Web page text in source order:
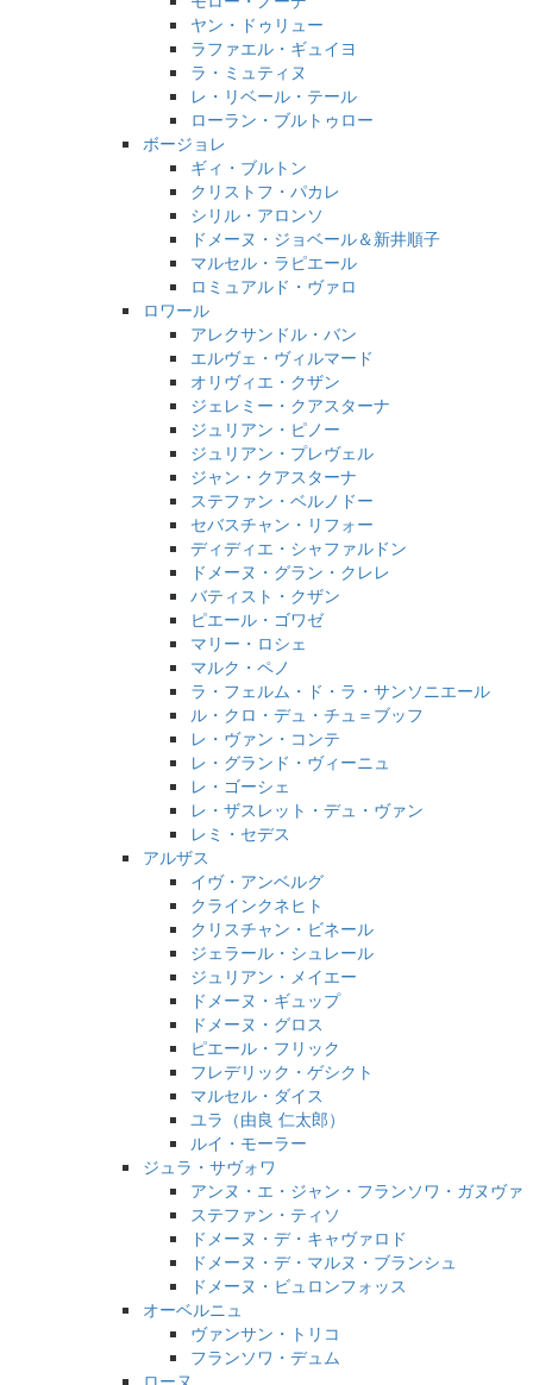
ヤン・ドゥリュー
ラファエル・ギュイヨ
ラ・ミュティヌ
レ・リベール・テール
ローラン・ブルトゥロー
ボージョレ
ギィ・ブルトン
クリストフ・パカレ
シリル・アロンソ
ドメーヌ・ジョベール＆新井順子
マルセル・ラピエール
ロミュアルド・ヴァロ
ロワール
アレクサンドル・バン
エルヴェ・ヴィルマード
オリヴィエ・クザン
ジェレミー・クアスターナ
ジュリアン・ピノー
ジュリアン・プレヴェル
ジャン・クアスターナ
ステファン・ベルノドー
セバスチャン・リフォー
ディディエ・シャファルドン
ドメーヌ・グラン・クレレ
バティスト・クザン
ピエール・ゴワゼ
マリー・ロシェ
マルク・ペノ
ラ・フェルム・ド・ラ・サンソニエール
ル・クロ・デュ・チュ＝ブッフ
レ・ヴァン・コンテ
レ・グランド・ヴィーニュ
レ・ゴーシェ
レ・ザスレット・デュ・ヴァン
レミ・セデス
アルザス
イヴ・アンベルグ
クラインクネヒト
クリスチャン・ビネール
ジェラール・シュレール
ジュリアン・メイエー
ドメーヌ・ギュップ
ドメーヌ・グロス
ピエール・フリック
フレデリック・ゲシクト
マルセル・ダイス
ユラ（由良 仁太郎）
ルイ・モーラー
ジュラ・サヴォワ
アンヌ・エ・ジャン・フランソワ・ガヌヴァ
ステファン・ティソ
ドメーヌ・デ・キャヴァロド
ドメーヌ・デ・マルヌ・ブランシュ
ドメーヌ・ビュロンフォッス
オーベルニュ
ヴァンサン・トリコ
フランソワ・デュム
ローヌ